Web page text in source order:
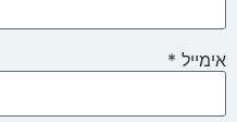
אימייל *